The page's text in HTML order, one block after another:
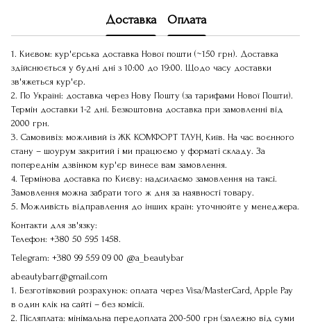
Доставка Оплата
1. Києвом: кур'єрська доставка Нової пошти (~150 грн). Доставка
здійснюється у будні дні з 10:00 до 19:00. Щодо часу доставки
зв'яжеться кур'єр.
2. По Україні: доставка через Нову Пошту (за тарифами Нової Пошти).
Термін доставки 1-2 дні. Безкоштовна доставка при замовленні від
2000 грн.
3. Самовивіз: можливий із ЖК КОМФОРТ ТАУН, Київ. На час воєнного
стану – шоурум закритий і ми працюємо у форматі складу. За
попереднім дзвінком кур'єр винесе вам замовлення.
4. Термінова доставка по Києву: надсилаємо замовлення на таксі.
Замовлення можна забрати того ж дня за наявності товару.
5. Можливість відправлення до інших країн: уточнюйте у менеджера.
Контакти для зв'язку:
Телефон: +380 50 595 1458.
Telegram: +380 99 559 09 00 @a_beautybar
abeautybarr@gmail.com
1. Безготівковий розрахунок: оплата через Visa/MasterCard, Apple Pay
в один клік на сайті – без комісії.
2. Післяплата: мінімальна передоплата 200-500 грн (залежно від суми